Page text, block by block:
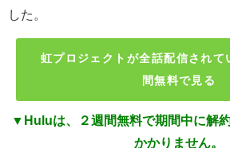
した。
虹プロジェクトが全話配信され
間無料で見る
▼Huluは、２週間無料で期間中に解
かかりません。